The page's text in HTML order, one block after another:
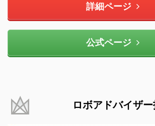
詳細ページ
公式ページ
ロボアドバイザ